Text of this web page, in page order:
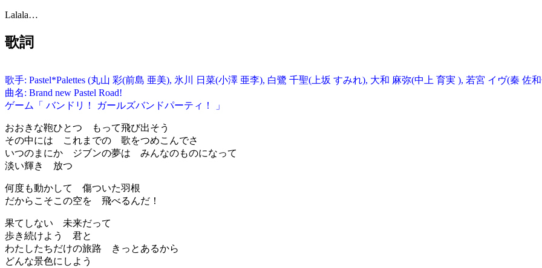
Lalala…
歌詞
歌手: Pastel*Palettes (丸山 彩(前島 亜美), 氷川 日菜(小澤 亜李), 白鷺 千聖(上坂 すみれ), 大和 麻弥(中上 育実 ), 若宮 イヴ(秦 佐
曲名: Brand new Pastel Road!
ゲーム「 バンドリ！ ガールズバンドパーティ！ 」
おおきな鞄ひとつ もって飛び出そう
その中には これまでの 歌をつめこんでさ
いつのまにか ジブンの夢は みんなのものになって
淡い輝き 放つ
何度も動かして 傷ついた羽根
だからこそこの空を 飛べるんだ！
果てしない 未来だって
歩き続けよう 君と
わたしたちだけの旅路 きっとあるから
どんな景色にしよう